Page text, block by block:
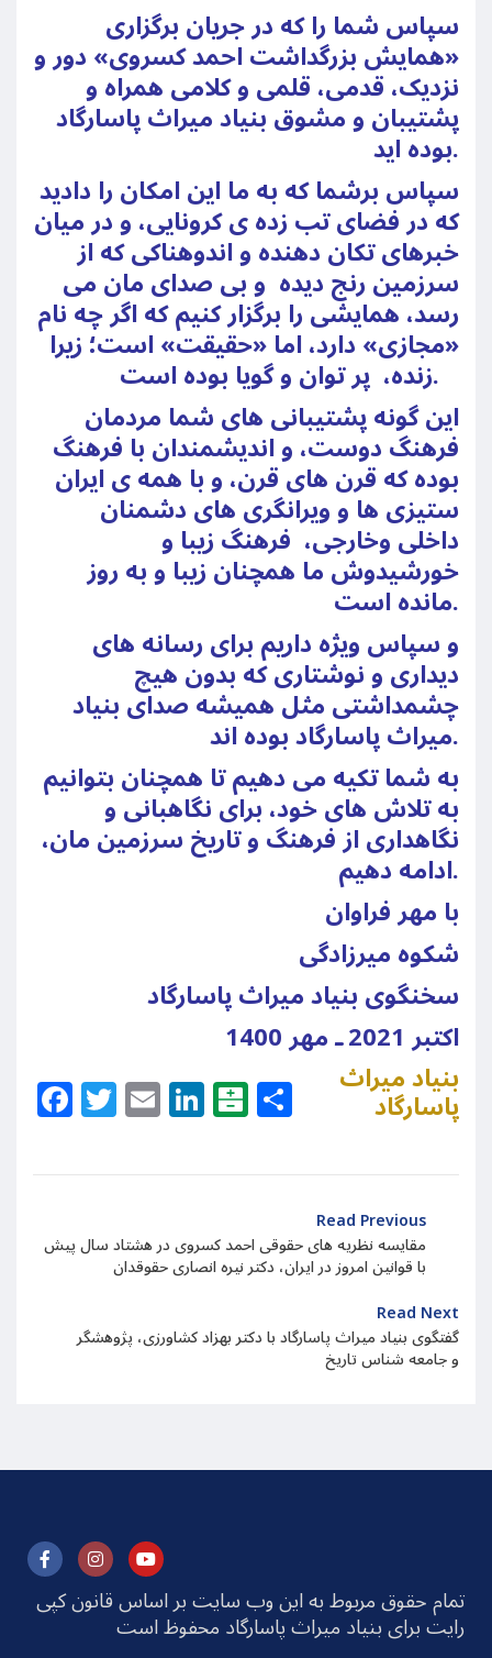
سپاس شما را که در جریان برگزاری
«همایش بزرگداشت احمد کسروی» دور و
نزدیک، قدمی، قلمی و کلامی همراه و
پشتیبان و مشوق بنیاد میراث پاسارگاد
بوده اید.
سپاس برشما که به ما این امکان را دادید
که در فضای تب زده ی کرونایی، و در میان
خبرهای تکان دهنده و اندوهناکی که از
سرزمین رنج دیده و بی صدای مان می
رسد، همایشی را برگزار کنیم که اگر چه نام
«مجازی» دارد، اما «حقیقت» است؛ زیرا
زنده، پر توان و گویا بوده است.
این گونه پشتیبانی های شما مردمان
فرهنگ دوست، و اندیشمندان با فرهنگ
بوده که قرن های قرن، و با همه ی ایران
ستیزی ها و ویرانگری های دشمنان
داخلی وخارجی، فرهنگ زیبا و
خورشیدوش ما همچنان زیبا و به روز
مانده است.
و سپاس ويژه داریم برای رسانه های
دیداری و نوشتاری که بدون هیچ
چشمداشتی مثل همیشه صدای بنیاد
میراث پاسارگاد بوده اند.
به شما تکیه می دهیم تا همچنان بتوانیم
به تلاش های خود، برای نگاهبانی و
نگاهداری از فرهنگ و تاریخ سرزمین مان،
ادامه دهیم.
با مهر فراوان
شکوه میرزادگی
سخنگوی بنیاد میراث پاسارگاد
اکتبر 2021 ـ مهر 1400
Facebook
Twitter
EmailLinkedIn
Balatarin
Share
بنیاد میراث
پاسارگاد
Read Previous
مقایسه نظریه های حقوقی احمد کسروی در هشتاد سال پیش
با قوانین امروز در ایران، دکتر نیره انصاری حقوقدان
Read Next
گفتگوی بنیاد میراث پاسارگاد با دکتر بهزاد کشاورزی، پژوهشگر
و جامعه شناس تاریخ
تمام حقوق مربوط به این وب سایت بر اساس قانون کپی
رایت برای بنیاد میراث پاسارگاد محفوظ است